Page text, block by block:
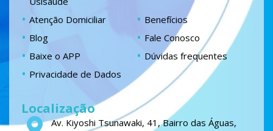
Atenção Domiciliar
Benefícios
Blog
Fale Conosco
Baixe o APP
Dúvidas frequentes
Privacidade de Dados
Localização
Av. Kiyoshi Tsunawaki, 41, Bairro das Águas,